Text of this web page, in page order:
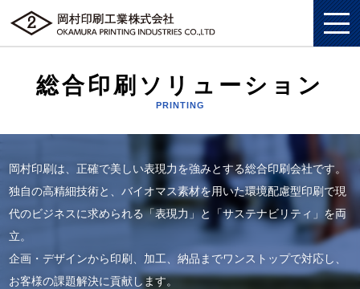
SDGS
プライバシーポリシー
総合印刷ソリューショントップ
美術印刷
企画・制作
プロモーションツール
ソリューション
ソリューショントップ
グッズ
総合印刷ソリューション
PRINTING
岡村印刷は、正確で美しい表現力を強みとする総合印刷会社です。
独自の高精細技術と、バイオマス素材を用いた環境配慮型印刷で現
代のビジネスに求められる「表現力」と「サステナビリティ」を両
立。
企画・デザインから印刷、加工、納品までワンストップで対応し、
お客様の課題解決に貢献します。